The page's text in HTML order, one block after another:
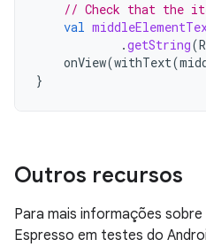
// Check that the
val
.getString(R
onView(withText(
}
Outros recursos
Para mais informações
Espresso em testes do